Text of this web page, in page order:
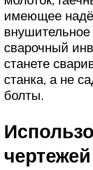
имеющее
сварочный
станете
станка, а не
болты.
чертежей